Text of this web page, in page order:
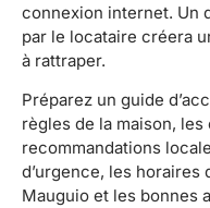
connexion internet. Un
par le locataire créera
à rattraper.
Préparez un guide
règles de la maison,
recommandations
d’urgence, les
Mauguio et les bonnes